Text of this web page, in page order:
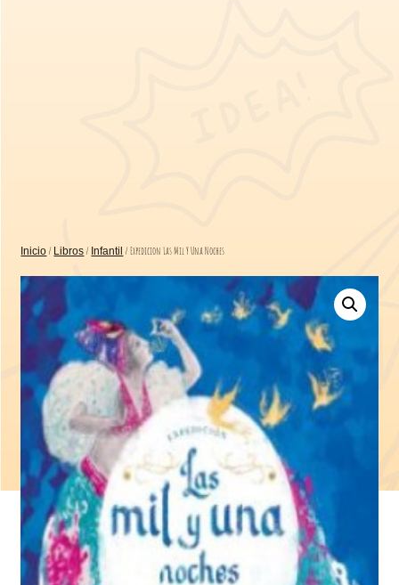
Inicio / Libros / Infantil / Expedicion Las Mil Y Una Noches